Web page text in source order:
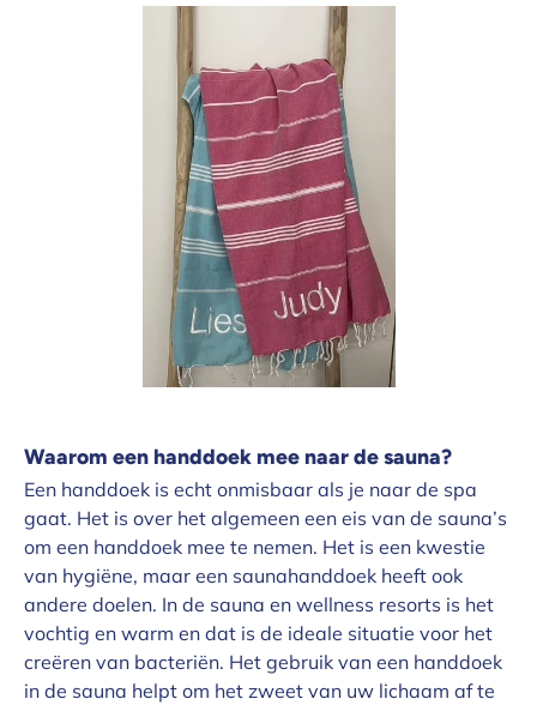
Waarom een handdoek mee naar de sauna?
Een handdoek is echt onmisbaar als je naar de spa
gaat. Het is over het algemeen een eis van de sauna’s
om een handdoek mee te nemen. Het is een kwestie
van hygiëne, maar een saunahanddoek heeft ook
andere doelen. In de sauna en wellness resorts is het
vochtig en warm en dat is de ideale situatie voor het
creëren van bacteriën. Het gebruik van een handdoek
in de sauna helpt om het zweet van uw lichaam af te